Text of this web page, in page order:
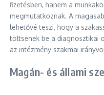
fizetésben, hanem a
megmutatkoznak. A
lehetővé teszi, hogy a
töltsenek be a diagnosztikai
az intézmény szakmai
Magán- és állami